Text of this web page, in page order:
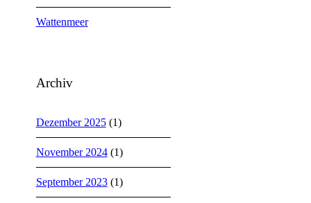
Wattenmeer
Archiv
Dezember 2025(1)
November 2024(1)
September 2023(1)